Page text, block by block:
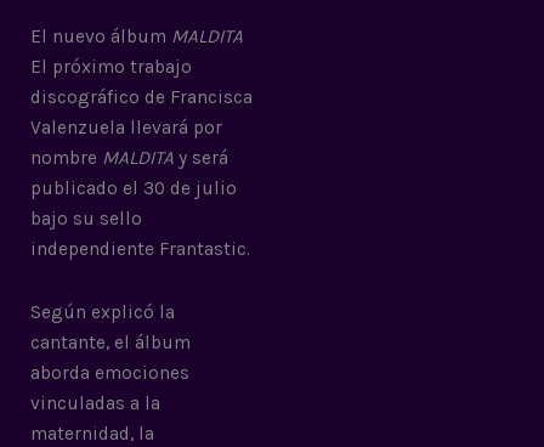
El nuevo álbum MALDITA
El próximo trabajo
discográfico de Francisca
Valenzuela llevará por
nombre MALDITA y será
publicado el 30 de julio
bajo su sello
independiente Frantastic.
Según explicó la
cantante, el álbum
aborda emociones
vinculadas a la
maternidad, la